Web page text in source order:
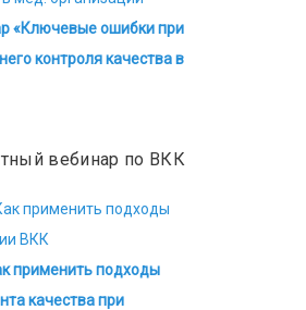
«Ключевые ошибки при
контроля качества в
вебинар по ВКК
применить подходы
качества при